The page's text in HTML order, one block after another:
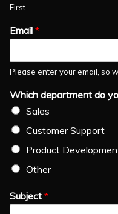
First
Email *
Please enter your email, so
Which department do
Sales
Customer Support
Product
Other
Subject *